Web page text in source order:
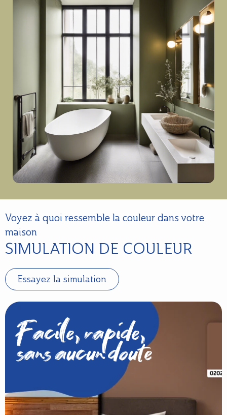
Voyez à quoi ressemble la couleur dans votre
maison
SIMULATION DE COULEUR
Essayez la simulation
Facile, rapide,
sans aucun doute